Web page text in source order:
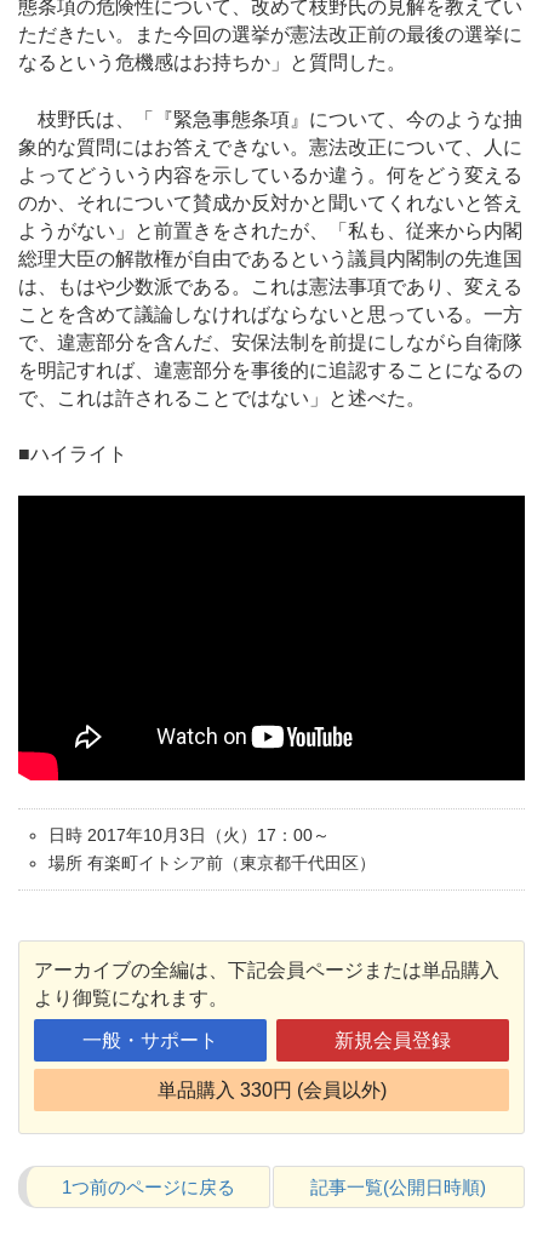
態条項の危険性について、改めて枝野氏の見解を教えてい
ただきたい。また今回の選挙が憲法改正前の最後の選挙に
なるという危機感はお持ちか」と質問した。
枝野氏は、「『緊急事態条項』について、今のような抽
象的な質問にはお答えできない。憲法改正について、人に
よってどういう内容を示しているか違う。何をどう変える
のか、それについて賛成か反対かと聞いてくれないと答え
ようがない」と前置きをされたが、「私も、従来から内閣
総理大臣の解散権が自由であるという議員内閣制の先進国
は、もはや少数派である。これは憲法事項であり、変える
ことを含めて議論しなければならないと思っている。一方
で、違憲部分を含んだ、安保法制を前提にしながら自衛隊
を明記すれば、違憲部分を事後的に追認することになるの
で、これは許されることではない」と述べた。
■ハイライト
日時 2017年10月3日（火）17：00～
場所 有楽町イトシア前（東京都千代田区）
アーカイブの全編は、下記会員ページまたは単品購入
より御覧になれます。
一般・サポート 新規会員登録
単品購入 330円 (会員以外)
1つ前のページに戻る 記事一覧(公開日時順)